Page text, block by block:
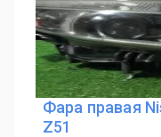
Фара правая
Z51